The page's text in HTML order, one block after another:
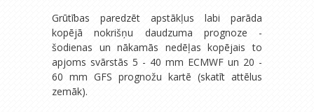
Grūtības paredzēt apstākļus labi parāda
kopējā nokrišņu daudzuma prognoze -
šodienas un nākamās nedēļas kopējais to
apjoms svārstās 5 - 40 mm ECMWF un 20 -
60 mm GFS prognožu kartē (skatīt attēlus
zemāk).